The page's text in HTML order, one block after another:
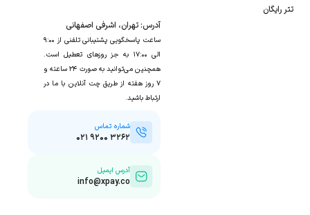
تتر رایگان
آدرس: تهران، اشرفی اصفهانی
ساعت پاسخگویی پشتیبانی تلفنی از ۹:۰۰
الی ۱۷:۰۰ به جز روزهای تعطیل است.
همچنین می‌توانید به صورت ۲۴ ساعته و
۷ روز هفته از طریق چت آنلاین با ما در
ارتباط باشید.
شماره تماس
۰۲۱ ۹۲۰۰ ۳۲۶۲
آدرس ایمیل
info@xpay.co